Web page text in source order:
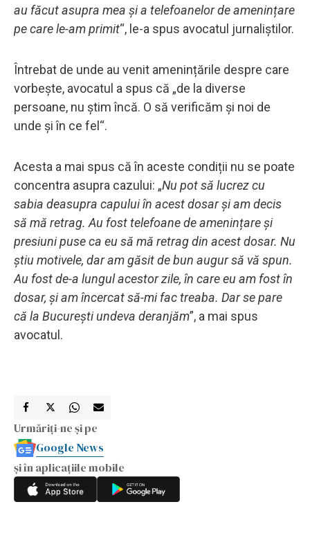
au făcut asupra mea și a telefoanelor de amenințare
pe care le-am primit“, le-a spus avocatul jurnaliștilor.
Întrebat de unde au venit amenințările despre care
vorbește, avocatul a spus că „de la diverse
persoane, nu știm încă. O să verificăm și noi de
unde și în ce fel“.
Acesta a mai spus că în aceste condiții nu se poate
concentra asupra cazului: „Nu pot să lucrez cu
sabia deasupra capului în acest dosar și am decis
să mă retrag. Au fost telefoane de amenințare și
presiuni puse ca eu să mă retrag din acest dosar. Nu
știu motivele, dar am găsit de bun augur să vă spun.
Au fost de-a lungul acestor zile, în care eu am fost în
dosar, și am încercat să-mi fac treaba. Dar se pare
că la București undeva deranjăm”, a mai spus
avocatul.
Urmăriți-ne și pe
Google News
și în aplicațiile mobile